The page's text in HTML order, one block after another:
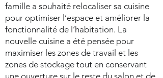
famille a souhaité relocaliser sa cuisine
pour optimiser l’espace et améliorer la
fonctionnalité de l’habitation. La
nouvelle cuisine a été pensée pour
maximiser les zones de travail et les
zones de stockage tout en conservant
une ouverture sur le reste du salon et de